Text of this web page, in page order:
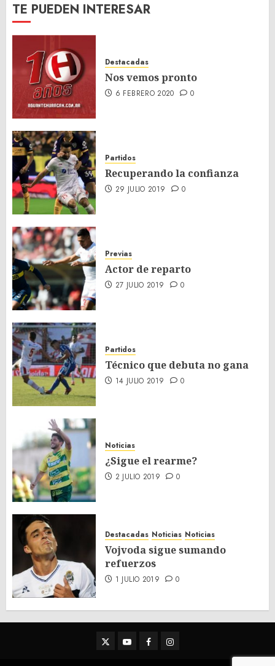
TE PUEDEN INTERESAR
Destacadas
Nos vemos pronto
6 FEBRERO 2020 0
Partidos
Recuperando la confianza
29 JULIO 2019 0
Previas
Actor de reparto
27 JULIO 2019 0
Partidos
Técnico que debuta no gana
14 JULIO 2019 0
Noticias
¿Sigue el rearme?
2 JULIO 2019 0
Destacadas Noticias Noticias
Vojvoda sigue sumando
refuerzos
1 JULIO 2019 0
TwitterYoutubeFacebookInstagram